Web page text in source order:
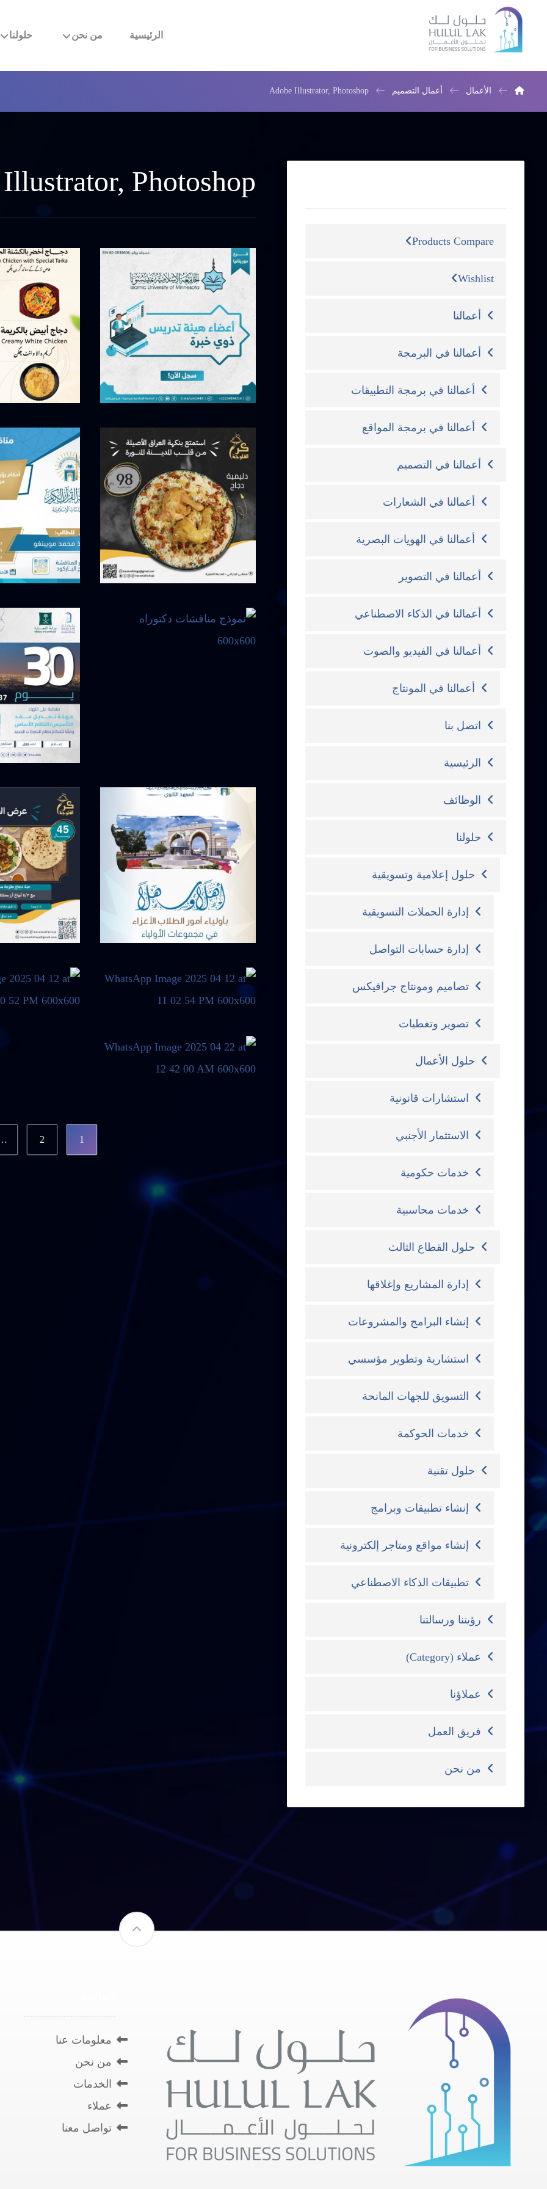
الرئيسية من نحن حلولنا
الأعمال أعمال التصميم Adobe Illustrator, Photoshop
Photoshop
أبريل 14, 2025 مايو 13, 2026
أبريل 13, 2025 أبريل 26, 2025
أبريل 11, 2025
أبريل 21, 2025 أبريل 12, 2025
أبريل 12, 2025 أبريل 12, 2025
أبريل 21, 2025
1
2
Products Compare
Wishlist
أعمالنا
أعمالنا في البرمجة
أعمالنا في برمجة التطبيقات
أعمالنا في برمجة المواقع
أعمالنا في التصميم
أعمالنا في الشعارات
أعمالنا في الهويات البصرية
أعمالنا في التصوير
أعمالنا في الذكاء الاصطناعي
أعمالنا في الفيديو والصوت
أعمالنا في المونتاج
اتصل بنا
الرئيسية
الوظائف
حلولنا
حلول إعلامية وتسويقية
إدارة الحملات التسويقية
إدارة حسابات التواصل
تصاميم ومونتاج جرافيكس
تصوير وتغطيات
حلول الأعمال
استشارات قانونية
الاستثمار الأجنبي
خدمات حكومية
خدمات محاسبية
حلول القطاع الثالث
إدارة المشاريع وإغلاقها
إنشاء البرامج والمشروعات
استشارية وتطوير مؤسسي
التسويق للجهات المانحة
خدمات الحوكمة
حلول تقنية
إنشاء تطبيقات وبرامج
إنشاء مواقع ومتاجر إلكترونية
تطبيقات الذكاء الاصطناعي
رؤيتنا ورسالتنا
عملاء (Category)
عملاؤنا
فريق العمل
من نحن
معلومات عنا
من نحن
الخدمات
عملاء
تواصل معنا